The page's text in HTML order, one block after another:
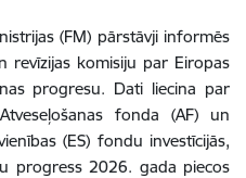
(FM) pārstāvji informēs
revīzijas komisiju par Eiropas
progresu. Dati liecina par
fonda (AF) un
(ES) fondu investīcijās,
progress 2026. gada piecos